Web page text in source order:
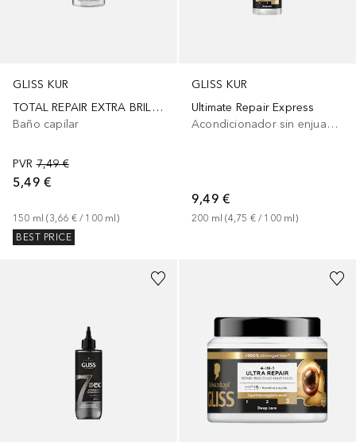
GLISS KUR
TOTAL REPAIR EXTRA BRILLO
Baño capilar
PVR 7,49 €
5,49 €
150 ml (3,66 € / 100 ml )
BEST PRICE
GLISS KUR
Ultimate Repair Express
Acondicionador sin enjuague
9,49 €
200 ml (4,75 € / 100 ml )